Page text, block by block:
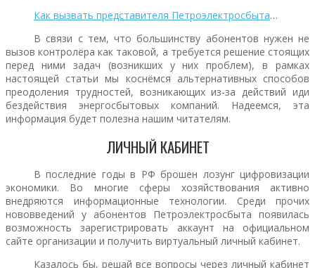
Как вызвать представителя Петроэлектросбыта…
В связи с тем, что большинству абонентов нужен не
вызов контролёра как таковой, а требуется решение стоящих
перед ними задач (возникших у них проблем), в рамках
настоящей статьи мы коснёмся альтернативных способов
преодоления трудностей, возникающих из-за действий иди
бездействия энергосбытовых компаний. Надеемся, эта
информация будет полезна нашим читателям.
ЛИЧНЫЙ КАБИНЕТ
В последние годы в РФ брошен лозунг цифровизации
экономики. Во многие сферы хозяйствования активно
внедряются информационные технологии. Среди прочих
нововведений у абонентов Петроэлектросбыта появилась
возможность зарегистрировать аккаунт на официальном
сайте организации и получить виртуальный личный кабинет.
Казалось бы, решай все вопросы через личный кабинет